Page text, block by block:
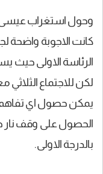
وحول استغراب عيسى
كانت الاجوبة
الرئاسة الاولى حيث
لكن للاجتماع
يمكن حصول اي
الحصول على وقف
بالدرجة الاولى.